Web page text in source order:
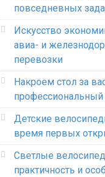
повседневных
Искусство
авиа- и
перевозки
Накроем стол за
профессиональный
Детские
время первых
Светлые
практичность и